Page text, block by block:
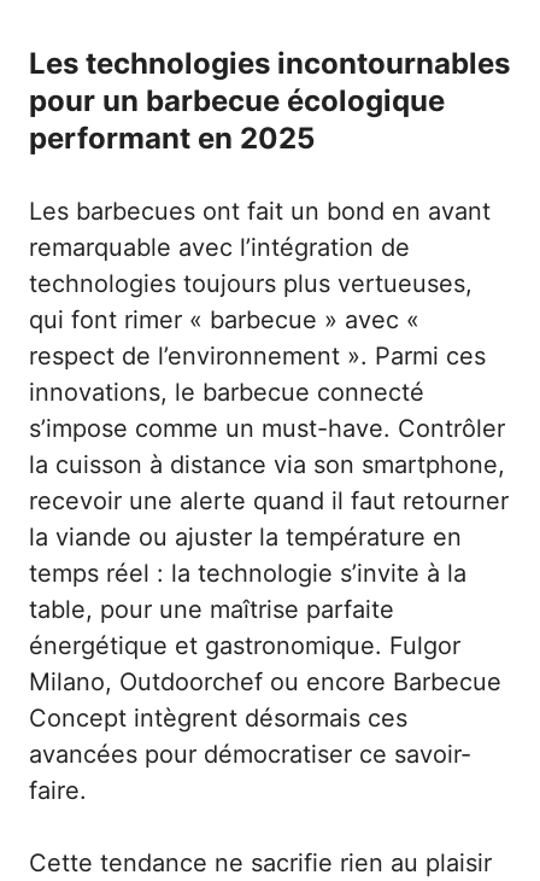
Les technologies incontournables
pour un barbecue écologique
performant en 2025
Les barbecues ont fait un bond en avant
remarquable avec l’intégration de
technologies toujours plus vertueuses,
qui font rimer « barbecue » avec «
respect de l’environnement ». Parmi ces
innovations, le barbecue connecté
s’impose comme un must-have. Contrôler
la cuisson à distance via son smartphone,
recevoir une alerte quand il faut retourner
la viande ou ajuster la température en
temps réel : la technologie s’invite à la
table, pour une maîtrise parfaite
énergétique et gastronomique. Fulgor
Milano, Outdoorchef ou encore Barbecue
Concept intègrent désormais ces
avancées pour démocratiser ce savoir-
faire.
Cette tendance ne sacrifie rien au plaisir